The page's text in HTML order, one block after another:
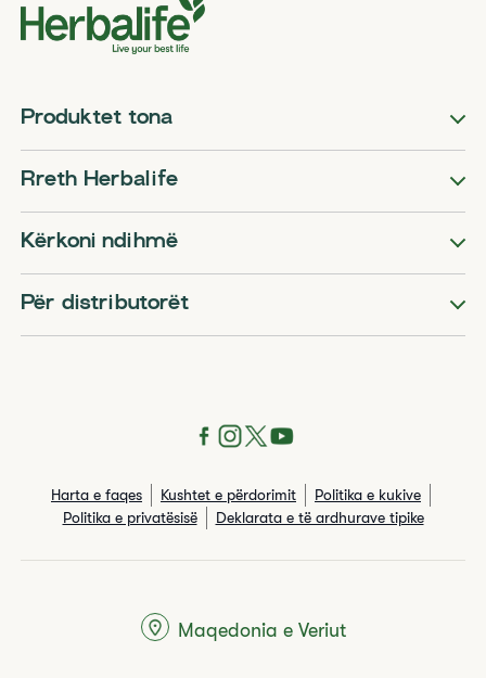
Produktet tona
Rreth Herbalife
Kërkoni ndihmë
Për distributorët
Harta e faqes Kushtet e përdorimit
Politika e kukive
Politika e privatësisë
Deklarata e të ardhurave tipike
Maqedonia e Veriut